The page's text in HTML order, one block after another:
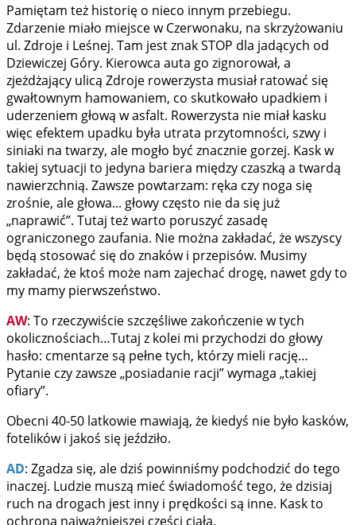
Pamiętam też historię o nieco innym przebiegu.
Zdarzenie miało miejsce w Czerwonaku, na skrzyżowaniu
ul. Zdroje i Leśnej. Tam jest znak STOP dla jadących od
Dziewiczej Góry. Kierowca auta go zignorował, a
zjeżdżający ulicą Zdroje rowerzysta musiał ratować się
gwałtownym hamowaniem, co skutkowało upadkiem i
uderzeniem głową w asfalt. Rowerzysta nie miał kasku
więc efektem upadku była utrata przytomności, szwy i
siniaki na twarzy, ale mogło być znacznie gorzej. Kask w
takiej sytuacji to jedyna bariera między czaszką a twardą
nawierzchnią. Zawsze powtarzam: ręka czy noga się
zrośnie, ale głowa... głowy często nie da się już
„naprawić”. Tutaj też warto poruszyć zasadę
ograniczonego zaufania. Nie można zakładać, że wszyscy
będą stosować się do znaków i przepisów. Musimy
zakładać, że ktoś może nam zajechać drogę, nawet gdy to
my mamy pierwszeństwo.
AW: To rzeczywiście szczęśliwe zakończenie w tych
okolicznościach…Tutaj z kolei mi przychodzi do głowy
hasło: cmentarze są pełne tych, którzy mieli rację…
Pytanie czy zawsze „posiadanie racji” wymaga „takiej
ofiary”.
Obecni 40-50 latkowie mawiają, że kiedyś nie było kasków,
fotelików i jakoś się jeździło.
AD: Zgadza się, ale dziś powinniśmy podchodzić do tego
inaczej. Ludzie muszą mieć świadomość tego, że dzisiaj
ruch na drogach jest inny i prędkości są inne. Kask to
ochrona najważniejszej części ciała.